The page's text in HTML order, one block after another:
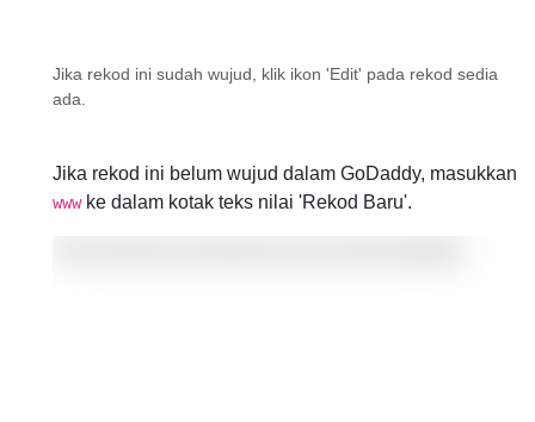
Jika rekod ini sudah wujud, klik ikon 'Edit' pada rekod sedia
ada.
Jika rekod ini belum wujud dalam GoDaddy, masukkan
wwwke dalam kotak teks nilai 'Rekod Baru'.